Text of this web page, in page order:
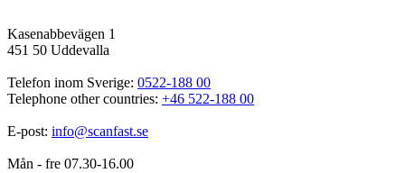
Kasenabbevägen 1
451 50 Uddevalla
Telefon inom Sverige: 0522-188 00
Telephone other countries: +46 522-188 00
E-post: info@scanfast.se
Mån - fre 07.30-16.00